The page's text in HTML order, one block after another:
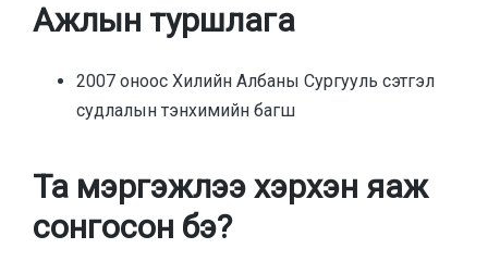
Ажлын туршлага
2007 оноос Хилийн Албаны Сургууль сэтгэл
судлалын тэнхимийн багш
Та мэргэжлээ хэрхэн яаж
сонгосон бэ?